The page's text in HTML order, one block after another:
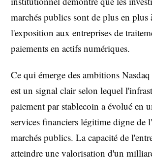
marchés publics sont de plus en plus
l'exposition aux entreprises de
paiements en actifs numériques.
Ce qui émerge des ambitions
est un signal clair selon lequel
paiement par stablecoin a évolué en
services financiers légitime digne de
marchés publics. La capacité de
atteindre une valorisation d'un